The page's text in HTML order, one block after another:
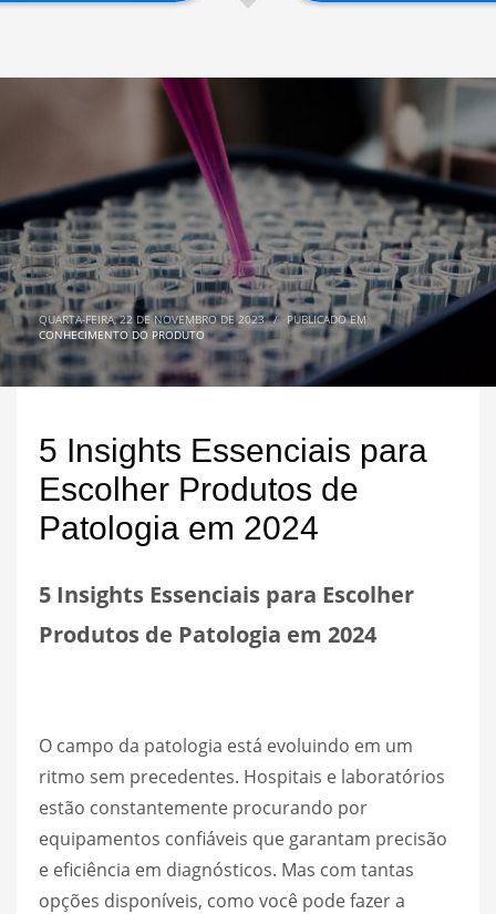
QUARTA-FEIRA, 22 DE NOVEMBRO DE 2023 /
PUBLICADO EM
CONHECIMENTO DO PRODUTO
5 Insights Essenciais para
Escolher Produtos de
Patologia em 2024
5 Insights Essenciais para Escolher
Produtos de Patologia em 2024
O campo da patologia está evoluindo em um
ritmo sem precedentes. Hospitais e laboratórios
estão constantemente procurando por
equipamentos confiáveis que garantam precisão
e eficiência em diagnósticos. Mas com tantas
opções disponíveis, como você pode fazer a